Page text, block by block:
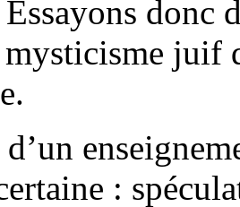
donc
juif
: